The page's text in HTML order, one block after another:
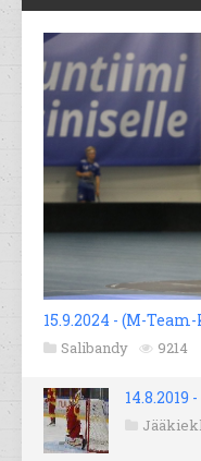
15.9.2024 - (M-
Salibandy 9214